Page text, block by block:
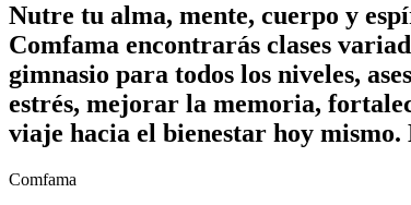
Nutre tu alma, mente, cuerpo y
Comfama encontrarás clases
gimnasio para todos los niveles,
estrés, mejorar la memoria,
viaje hacia el bienestar hoy
Comfama